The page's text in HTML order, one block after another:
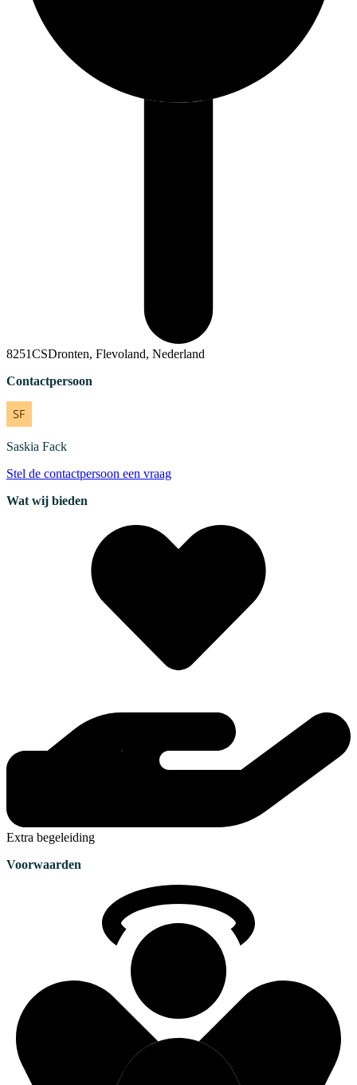
8251CSDronten, Flevoland, Nederland
Contactpersoon
Saskia Fack
Stel de contactpersoon een vraag
Wat wij bieden
Extra begeleiding
Voorwaarden